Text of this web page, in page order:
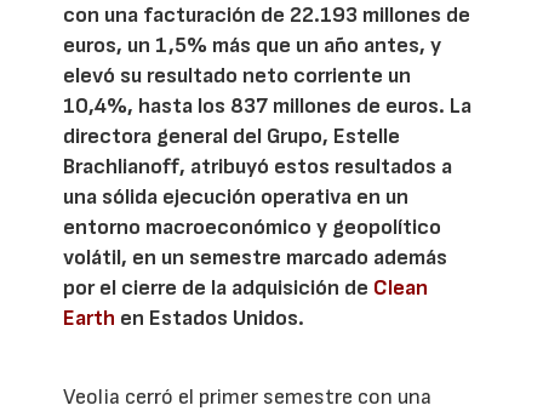
con una facturación de 22.193 millones de
euros, un 1,5% más que un año antes, y
elevó su resultado neto corriente un
10,4%, hasta los 837 millones de euros. La
directora general del Grupo, Estelle
Brachlianoff, atribuyó estos resultados a
una sólida ejecución operativa en un
entorno macroeconómico y geopolítico
volátil, en un semestre marcado además
por el cierre de la adquisición de Clean
Earth en Estados Unidos.
Veolia cerró el primer semestre con una